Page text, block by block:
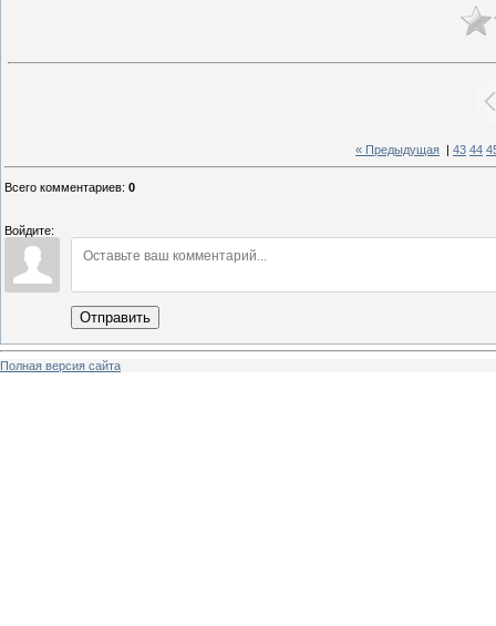
« Предыдущая 43 44
Всего комментариев: 0
Войдите:
Отправить
Полная версия сайта